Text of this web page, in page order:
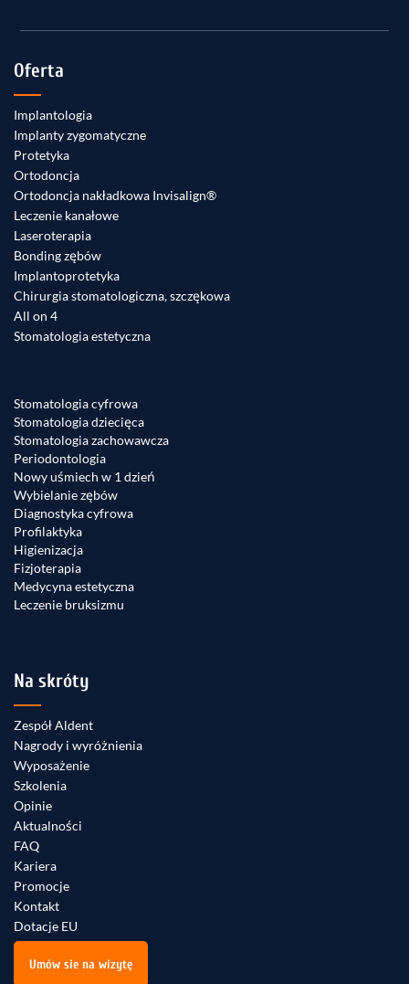
Oferta
Implantologia
Implanty zygomatyczne
Protetyka
Ortodoncja
Ortodoncja nakładkowa Invisalign®
Leczenie kanałowe
Laseroterapia
Bonding zębów
Implantoprotetyka
Chirurgia stomatologiczna, szczękowa
All on 4
Stomatologia estetyczna
Stomatologia cyfrowa
Stomatologia dziecięca
Stomatologia zachowawcza
Periodontologia
Nowy uśmiech w 1 dzień
Wybielanie zębów
Diagnostyka cyfrowa
Profilaktyka
Higienizacja
Fizjoterapia
Medycyna estetyczna
Leczenie bruksizmu
Na skróty
Zespół Aldent
Nagrody i wyróżnienia
Wyposażenie
Szkolenia
Opinie
Aktualności
FAQ
Kariera
Promocje
Kontakt
Dotacje EU
Umów sie na wizytę